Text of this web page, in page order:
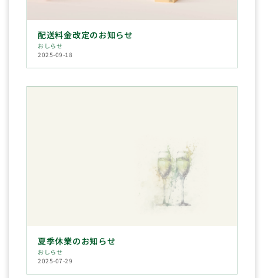
配送料金改定のお知らせ
おしらせ
2025-09-18
夏季休業のお知らせ
おしらせ
2025-07-29